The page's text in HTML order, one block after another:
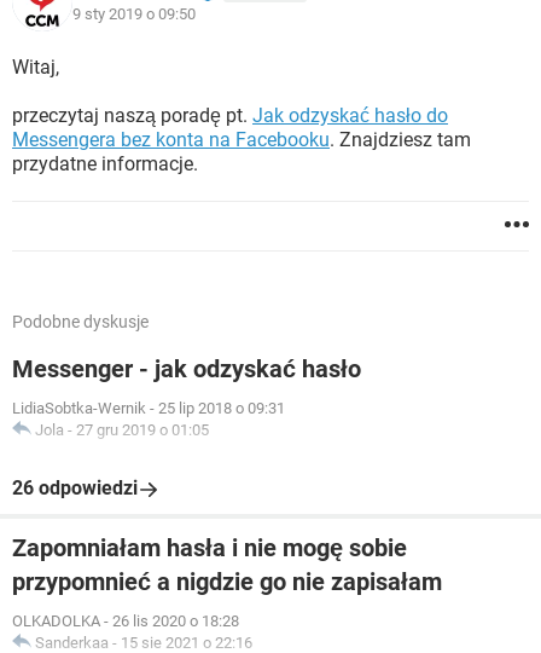
9 sty 2019 o 09:50
Witaj,
przeczytaj naszą poradę pt. Jak odzyskać hasło do
Messengera bez konta na Facebooku. Znajdziesz tam
przydatne informacje.
Podobne dyskusje
Messenger - jak odzyskać hasło
LidiaSobtka-Wernik - 25 lip 2018 o 09:31
Jola - 27 gru 2019 o 01:05
26 odpowiedzi
Zapomniałam hasła i nie mogę sobie
przypomnieć a nigdzie go nie zapisałam
OLKADOLKA - 26 lis 2020 o 18:28
Sanderkaa - 15 sie 2021 o 22:16